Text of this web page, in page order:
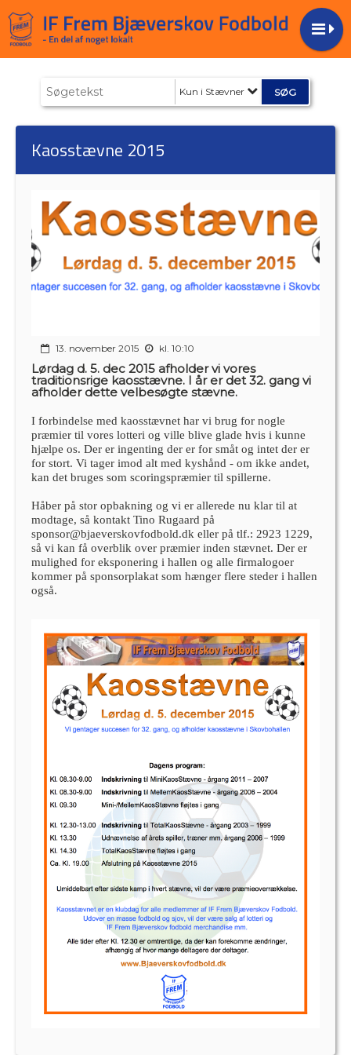
Kun i Stævner
Kaosstævne 2015
13. november 2015 kl. 10:10
Lørdag d. 5. dec 2015 afholder vi vores
traditionsrige kaosstævne. I år er det 32. gang vi
afholder dette velbesøgte stævne.
I forbindelse med kaosstævnet har vi brug for nogle
præmier til vores lotteri og ville blive glade hvis i kunne
hjælpe os. Der er ingenting der er for småt og intet der er
for stort. Vi tager imod alt med kyshånd - om ikke andet,
kan det bruges som scoringspræmier til spillerne.
Håber på stor opbakning og vi er allerede nu klar til at
modtage, så kontakt Tino Rugaard på
sponsor@bjaeverskovfodbold.dk eller på tlf.: 2923 1229,
så vi kan få overblik over præmier inden stævnet. Der er
mulighed for eksponering i hallen og alle firmalogoer
kommer på sponsorplakat som hænger flere steder i hallen
også.